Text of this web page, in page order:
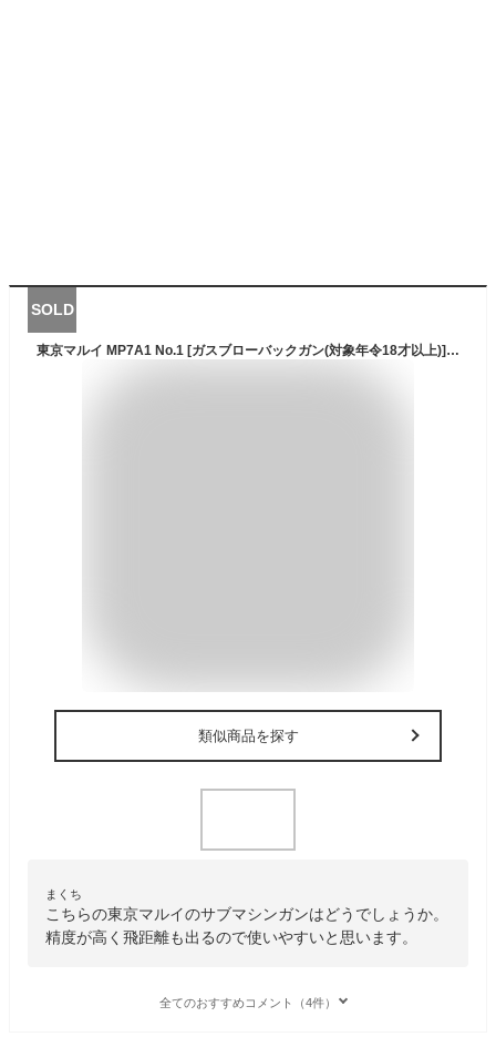
SOLD
東京マルイ MP7A1 No.1 [ガスブローバックガン(対象年令18才以上)] サバゲー エアガン ガスガン ブローバック カラス 害鳥 スズメ スパイ コスプレ 小道具 競技用 威力 飛距離 精度 重厚感 クリスマス 誕生日 ガンマン 決闘
類似商品を探す
まくち
こちらの東京マルイのサブマシンガンはどうでしょうか。
精度が高く飛距離も出るので使いやすいと思います。
全てのおすすめコメント（4件）